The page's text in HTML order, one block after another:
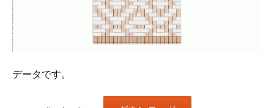
データです。